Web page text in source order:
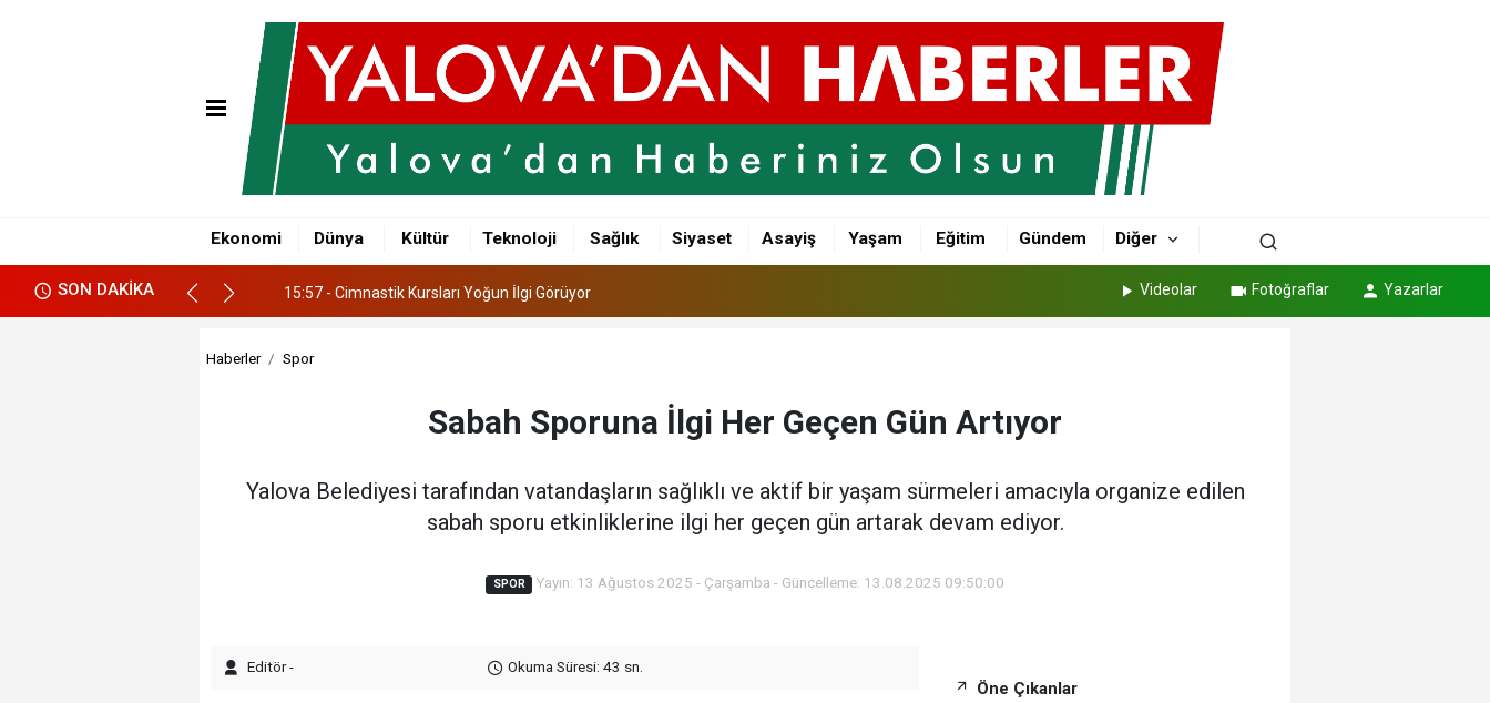
Ekonomi Dünya Kültür Teknoloji Sağlık Siyaset Asayiş Yaşam Eğitim Gündem Diğer
SON DAKİKA
15:57 - Cimnastik Kursları Yoğun İlgi Görüyor
16:30 - Yalova OSB'de Keşif Dolu Bir Gün
15:57 - Cimnastik Kursları Yoğun İlgi Görüyor Videolar Fotoğraflar Yazarlar
Haberler Spor
Sabah Sporuna İlgi Her Geçen Gün Artıyor
Yalova Belediyesi tarafından vatandaşların sağlıklı ve aktif bir yaşam sürmeleri amacıyla organize edilen
sabah sporu etkinliklerine ilgi her geçen gün artarak devam ediyor.
SPOR Yayın: 13 Ağustos 2025 - Çarşamba - Güncelleme: 13.08.2025 09:50:00
Editör - Okuma Süresi: 43 sn.
Öne Çıkanlar